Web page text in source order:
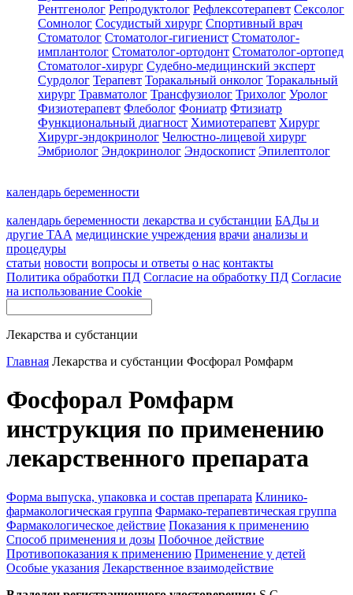
Рентгенолог Репродуктолог Рефлексотерапевт Сексолог
Сомнолог Сосудистый хирург Спортивный врач
Стоматолог Стоматолог-гигиенист Стоматолог-
имплантолог Стоматолог-ортодонт Стоматолог-ортопед
Стоматолог-хирург Судебно-медицинский эксперт
Сурдолог Терапевт Торакальный онколог Торакальный
хирург Травматолог Трансфузиолог Трихолог Уролог
Физиотерапевт Флеболог Фониатр Фтизиатр
Функциональный диагност Химиотерапевт Хирург
Хирург-эндокринолог Челюстно-лицевой хирург
Эмбриолог Эндокринолог Эндоскопист Эпилептолог
календарь беременности
календарь беременности лекарства и субстанции БАДы и
другие ТАА медицинские учреждения врачи анализы и
процедуры
статьи новости вопросы и ответы о нас контакты
Политика обработки ПД Согласие на обработку ПД Согласие
на использование Cookie
Лекарства и субстанции
Главная Лекарства и субстанции Фосфорал Ромфарм
Фосфорал Ромфарм
инструкция по применению
лекарственного препарата
Форма выпуска, упаковка и состав препарата Клинико-
фармакологическая группа Фармако-терапевтическая группа
Фармакологическое действие Показания к применению
Способ применения и дозы Побочное действие
Противопоказания к применению Применение у детей
Особые указания Лекарственное взаимодействие